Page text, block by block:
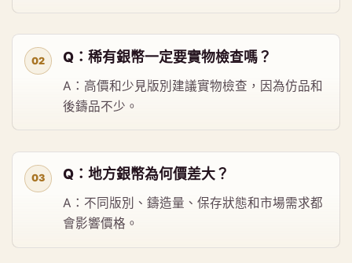
Q：稀有銀幣一定要實物檢查嗎？
A：高價和少見版別建議實物檢查，因為仿品和
後鑄品不少。
Q：地方銀幣為何價差大？
A：不同版別、鑄造量、保存狀態和市場需求都
會影響價格。